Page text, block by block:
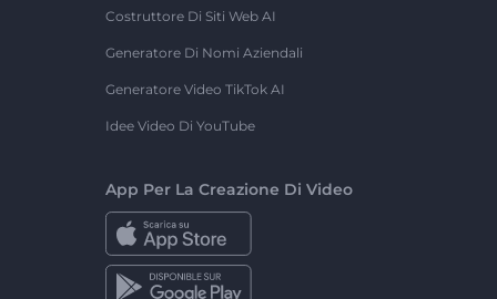
Costruttore Di Siti Web AI
Generatore Di Nomi Aziendali
Generatore Video TikTok AI
Idee Video Di YouTube
App Per La Creazione Di Video